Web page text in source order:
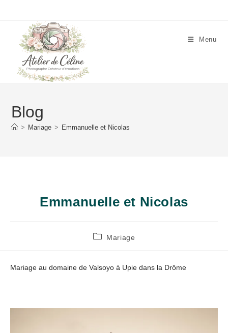
Menu
Blog
> Mariage > Emmanuelle et Nicolas
Emmanuelle et Nicolas
PostMariage
Mariage au domaine de Valsoyo à Upie dans la Drôme